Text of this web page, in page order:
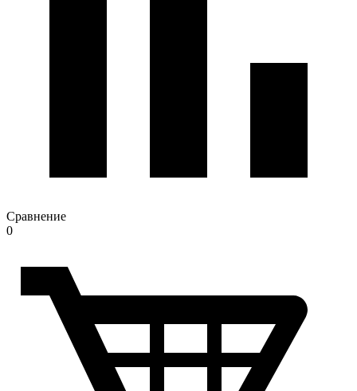
Сравнение
0